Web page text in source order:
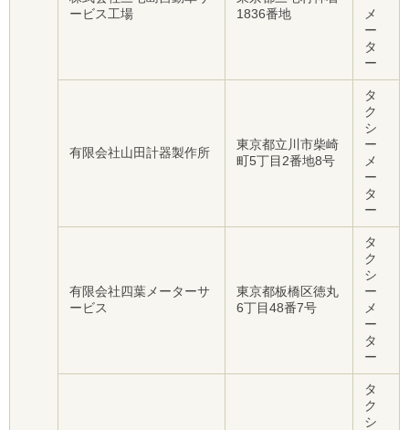
ービス工場
1836番地
メ
ー
タ
ー
有限会社山田計器製作所
東京都立川市柴崎
町5丁目2番地8号
タ
ク
シ
ー
メ
ー
タ
ー
有限会社四葉メーターサ
ービス
東京都板橋区徳丸
6丁目48番7号
タ
ク
シ
ー
メ
ー
タ
ー
タ
ク
シ